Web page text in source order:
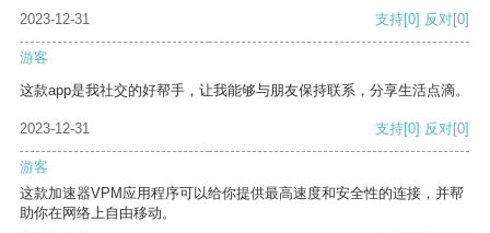
2023-12-31 支持[0] 反对[0]
游客
这款app是我社交的好帮手，让我能够与朋友保持联系，分享生活点滴。
2023-12-31 支持[0] 反对[0]
游客
这款加速器VPM应用程序可以给你提供最高速度和安全性的连接，并帮
助你在网络上自由移动。